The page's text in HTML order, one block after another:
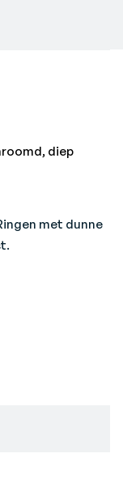
diep
met dunne